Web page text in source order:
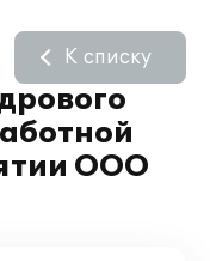
ООО
К списку